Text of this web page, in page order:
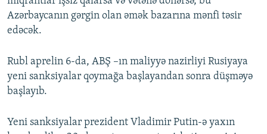
Azərbaycanın gərgin olan əmək bazarına mənfi təsir
edəcək.
Rubl aprelin 6-da, ABŞ –ın maliyyə nazirliyi Rusiyaya
yeni sanksiyalar qoymağa başlayandan sonra düşməyə
başlayıb.
Yeni sanksiyalar prezident Vladimir Putin-ə yaxın